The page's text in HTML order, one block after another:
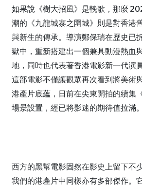
如果說《樹大招風》是輓歌，那麼
潮的《九龍城寨之圍城》則是對香港
與新生的傳承。導演鄭保瑞在歷史已
獄中，重新搭建出一個兼具動漫熱血
地，同時也代表著香港電影新一代演
這部電影不僅讓觀眾再次看到將美術
港產片底蘊，日前在尖東開拍的續集
場景設置，經已將影迷的期待值拉滿。
西方的黑幫電影固然在影史上留下不
我們的港產片中同樣亦有多部傑作。